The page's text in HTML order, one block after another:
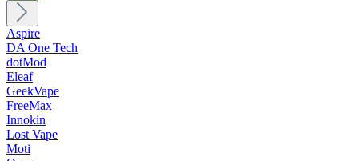
Aspire
DA One Tech
dotMod
Eleaf
GeekVape
FreeMax
Innokin
Lost Vape
Moti